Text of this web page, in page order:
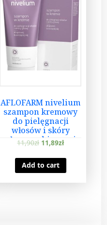
AFLOFARM nivelium
szampon kremowy
do pielęgnacji
włosów i skóry
głowy z objawami
atopowego
zapalenia skóry
łuszczycy 150ml
11,90zł 11,89zł
Add to cart